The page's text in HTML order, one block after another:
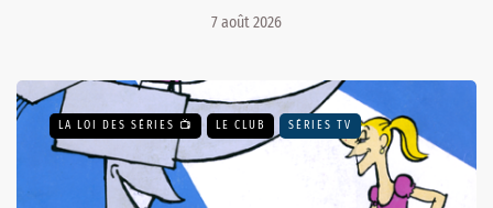
7 août 2026
LA LOI DES SÉRIES 📺 LE CLUB SÉRIES TV